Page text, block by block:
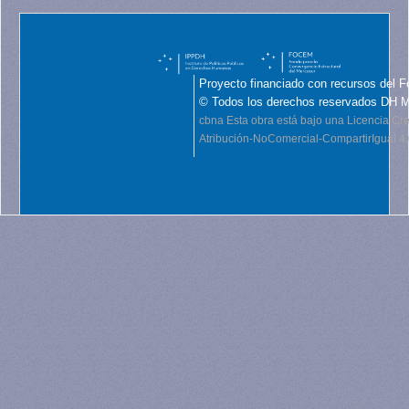
Proyecto financiado con recursos del
© Todos los derechos reservados DH
cbna Esta obra está bajo una Licencia
Atribución-NoComercial-CompartirIgual